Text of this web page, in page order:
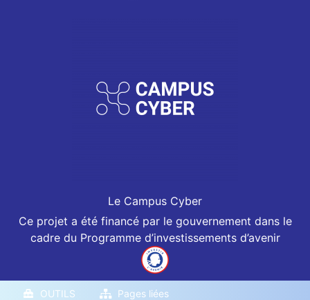
Le Campus Cyber
Ce projet a été financé par le gouvernement dans le
cadre du Programme d’investissements d’avenir
OUTILS Pages liées